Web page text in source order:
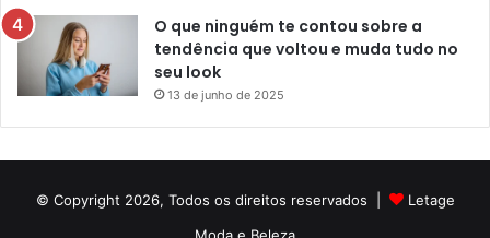
O que ninguém te contou sobre a
tendência que voltou e muda tudo no
seu look
13 de junho de 2025
© Copyright 2026, Todos os direitos reservados |
Letage